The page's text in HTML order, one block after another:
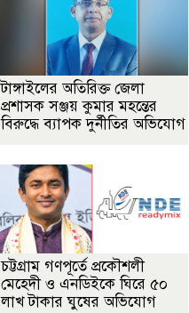
টাঙ্গাইলের অতিরিক্ত জেলা
প্রশাসক সঞ্জয় কুমার মহন্তের
বিরুদ্ধে ব্যাপক দুর্নীতির অভিযোগ
চট্টগ্রাম গণপূর্তে প্রকৌশলী
মেহেদী ও এনডিইকে ঘিরে ৫০
লাখ টাকার ঘুষের অভিযোগ